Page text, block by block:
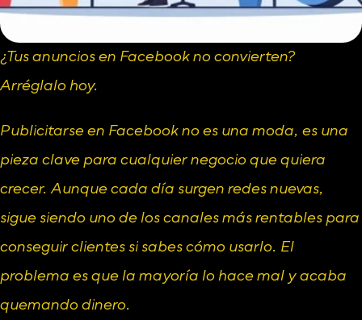
¿Tus anuncios en Facebook no convierten?
Arréglalo hoy.
Publicitarse en Facebook no es una moda, es una
pieza clave para cualquier negocio que quiera
crecer. Aunque cada día surgen redes nuevas,
sigue siendo uno de los canales más rentables para
conseguir clientes si sabes cómo usarlo. El
problema es que la mayoría lo hace mal y acaba
quemando dinero.